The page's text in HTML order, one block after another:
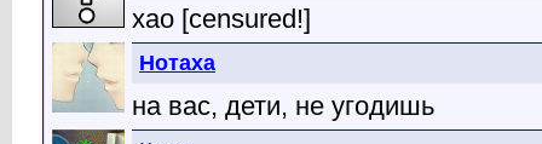
хао [censured!]
Нотаха
на вас, дети, не угодишь